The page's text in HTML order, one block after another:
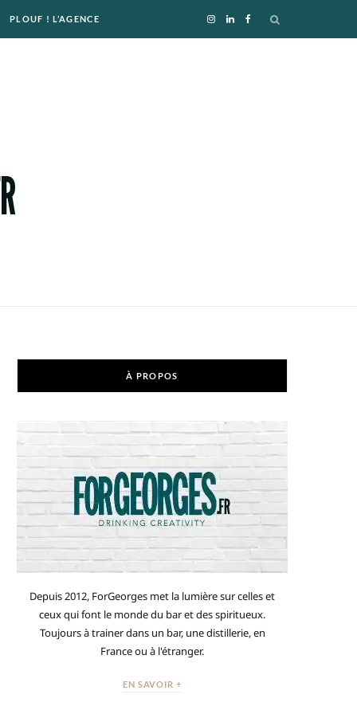
I L
PLOUF ! L’AGENCE
À PROPOS
Depuis 2012, ForGeorges met la lumière sur celles et
ceux qui font le monde du bar et des spiritueux.
Toujours à trainer dans un bar, une distillerie, en
France ou à l'étranger.
EN SAVOIR +